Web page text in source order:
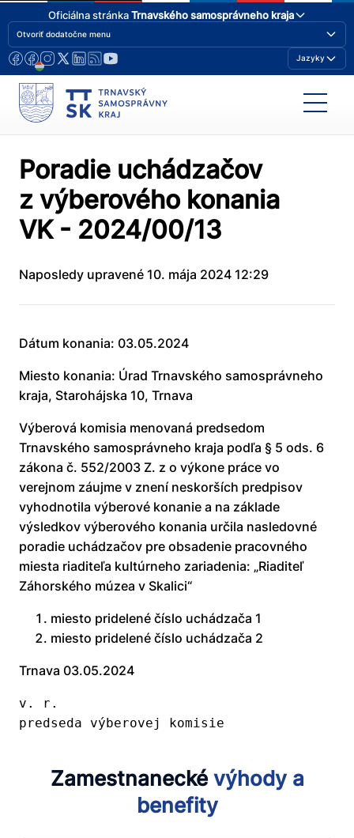
Oficiálna stránkaTrnavského samosprávneho kraja
Otvoriť dodatočne menu
Jazyky
Poradie uchádzačov
z výberového konania
VK - 2024/00/13
Naposledy upravené 10. mája 2024 12:29
Dátum konania: 03.05.2024
Miesto konania: Úrad Trnavského samosprávneho
kraja, Starohájska 10, Trnava
Výberová komisia menovaná predsedom
Trnavského samosprávneho kraja podľa § 5 ods. 6
zákona č. 552/2003 Z. z o výkone práce vo
verejnom záujme v znení neskorších predpisov
vyhodnotila výberové konanie a na základe
výsledkov výberového konania určila nasledovné
poradie uchádzačov pre obsadenie pracovného
miesta riaditeľa kultúrneho zariadenia: „Riaditeľ
Záhorského múzea v Skalici“
miesto pridelené číslo uchádzača 1
miesto pridelené číslo uchádzača 2
Trnava 03.05.2024
v. r.
predseda výberovej komisie
Zamestnaneckévýhody a
benefity